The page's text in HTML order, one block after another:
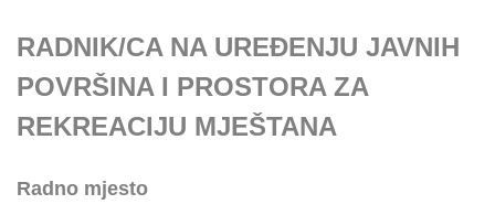
RADNIK/CA NA UREĐENJU JAVNIH
POVRŠINA I PROSTORA ZA
REKREACIJU MJEŠTANA
Radno mjesto